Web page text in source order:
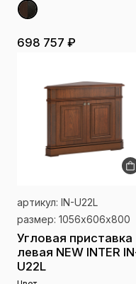
698 757 ₽
артикул: IN-U22L
размер: 1056х606х800
Угловая приставка
левая NEW INTER
U22L